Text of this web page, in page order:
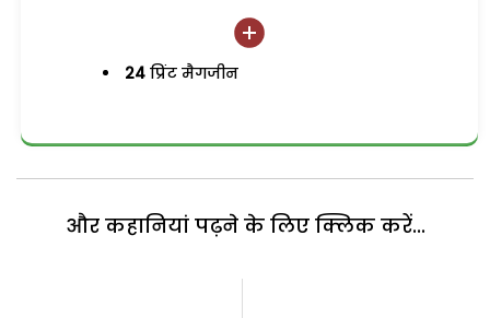
24 प्रिंट मैगजीन
और कहानियां पढ़ने के लिए क्लिक करें...